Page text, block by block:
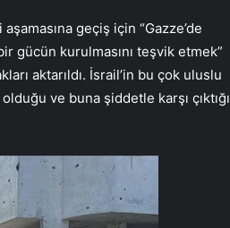
geçiş için “Gazze’de
gücün kurulmasını teşvik etmek”
aktarıldı. İsrail’in bu çok uluslu
ve buna şiddetle karşı çıktığı